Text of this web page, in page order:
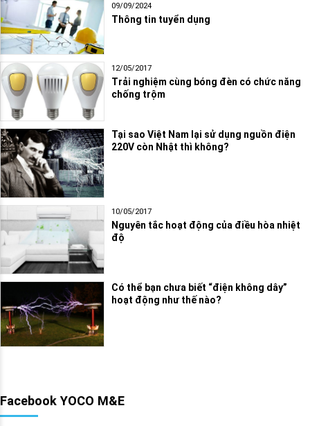
09/09/2024
Thông tin tuyển dụng
12/05/2017
Trải nghiệm cùng bóng đèn có chức năng
chống trộm
Tại sao Việt Nam lại sử dụng nguồn điện
220V còn Nhật thì không?
10/05/2017
Nguyên tắc hoạt động của điều hòa nhiệt
độ
Có thể bạn chưa biết “điện không dây”
hoạt động như thế nào?
Facebook YOCO M&E